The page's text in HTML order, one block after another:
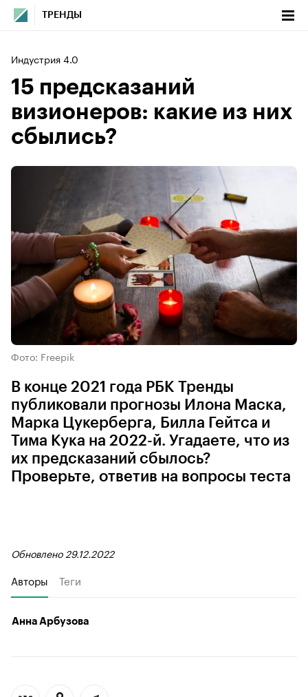
ТРЕНДЫ
Индустрия 4.0
15 предсказаний
визионеров: какие из них
сбылись?
Фото: Freepik
В конце 2021 года РБК Тренды
публиковали прогнозы Илона Маска,
Марка Цукерберга, Билла Гейтса и
Тима Кука на 2022-й. Угадаете, что из
их предсказаний сбылось?
Проверьте, ответив на вопросы теста
Обновлено 29.12.2022
Авторы Теги
Анна Арбузова